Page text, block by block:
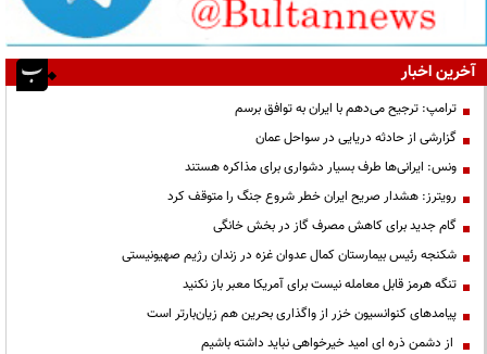
آخرین اخبار
ترامپ: ترجیح می‌دهم با ایران به توافق برسم
گزارشی از حادثه دریایی در سواحل عمان
ونس: ایرانی‌ها طرف بسیار دشواری برای مذاکره هستند
رویترز: هشدار صریح ایران خطر شروع جنگ را متوقف کرد
گام جدید برای کاهش مصرف گاز در بخش خانگی
شکنجه رئیس بیمارستان کمال عدوان غزه در زندان رژیم صهیونیستی
تنگه هرمز قابل معامله نیست برای آمریکا معبر باز نکنید
پیامدهای کنوانسیون خزر از واگذاری بحرین هم زیان‌بارتر است
از دشمن ذره ای امید خیرخواهی نباید داشته باشیم